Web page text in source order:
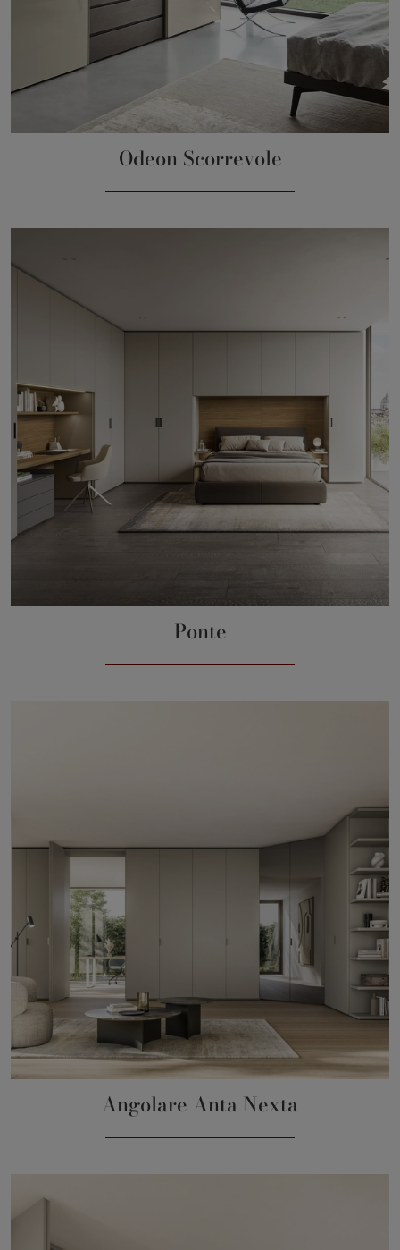
Odeon Scorrevole
Ponte
Angolare Anta Nexta